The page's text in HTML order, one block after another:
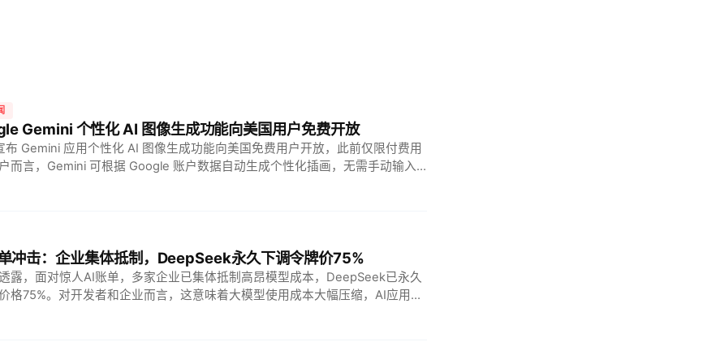
Gemini 个性化 AI 图像生成功能向美国用户免费开放
布 Gemini 应用个性化 AI 图像生成功能向美国免费用户开放，此前仅限付费用
而言，Gemini 可根据 Google 账户数据自动生成个性化插画，无需手动输入
幅提升使用便捷性。
冲击：企业集体抵制，DeepSeek永久下调令牌价75%
露，面对惊人AI账单，多家企业已集体抵制高昂模型成本，DeepSeek已永久
格75%。对开发者和企业而言，这意味着大模型使用成本大幅压缩，AI应用规
价格门槛正在被快速打破。